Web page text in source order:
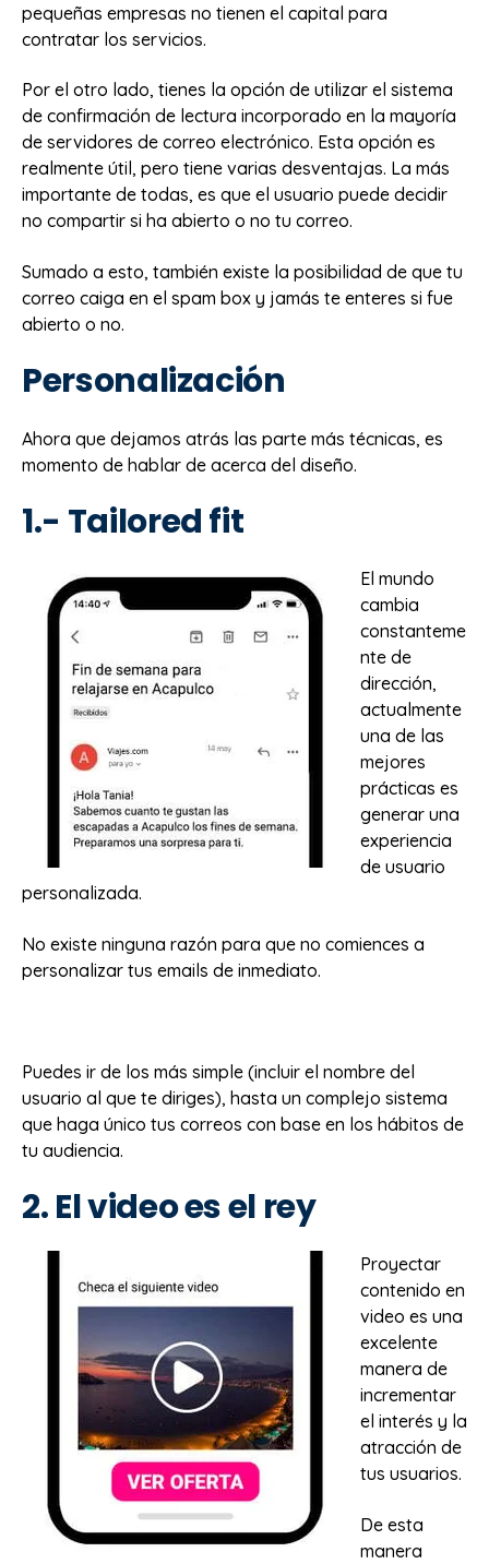
pequeñas empresas no tienen el capital para
contratar los servicios.
Por el otro lado, tienes la opción de utilizar el sistema
de confirmación de lectura incorporado en la mayoría
de servidores de correo electrónico. Esta opción es
realmente útil, pero tiene varias desventajas. La más
importante de todas, es que el usuario puede decidir
no compartir si ha abierto o no tu correo.
Sumado a esto, también existe la posibilidad de que tu
correo caiga en el spam box y jamás te enteres si fue
abierto o no.
Personalización
Ahora que dejamos atrás las parte más técnicas, es
momento de hablar de acerca del diseño.
1.- Tailored fit
El mundo
cambia
constanteme
nte de
dirección,
actualmente
una de las
mejores
prácticas es
generar una
experiencia
de usuario
personalizada.
No existe ninguna razón para que no comiences a
personalizar tus emails de inmediato.
Puedes ir de los más simple (incluir el nombre del
usuario al que te diriges), hasta un complejo sistema
que haga único tus correos con base en los hábitos de
tu audiencia.
2. El video es el rey
Proyectar
contenido en
video es una
excelente
manera de
incrementar
el interés y la
atracción de
tus usuarios.
De esta
manera